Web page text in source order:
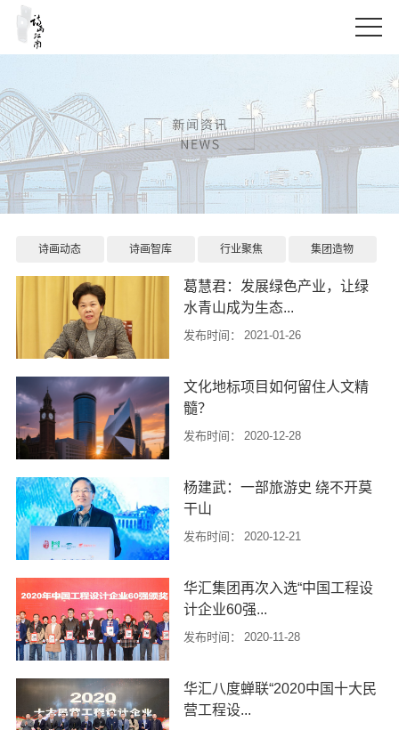
诗画动态 诗画智库 行业聚焦 集团造物
葛慧君：发展绿色产业，让绿
水青山成为生态...
发布时间： 2021-01-26
谈会在杭州召开。省政协主席、省
关注森林组委会主任葛慧君出席并
讲话。关注森林活动是全国政协倡
文化地标项目如何留住人文精
髓？
发布时间： 2020-12-28
能于一身的复合名词，它既代表建
筑本身，又影响着城市的规划设
计，最重要的是地标已经代表了当
杨建武：一部旅游史 绕不开莫
干山
发布时间： 2020-12-21
婚旅融合发展论坛在莫千山顺利召
开。浙江省文化和旅游厅副厅长杨
建武在大会上做了精彩致辞，讲话
华汇集团再次入选“中国工程设
计企业60强...
发布时间： 2020-11-28
(ENR)杂志和中国《建筑时报》联合
评选的2020“中国承包商80强和工程
华汇八度蝉联“2020中国十大民
营工程设...